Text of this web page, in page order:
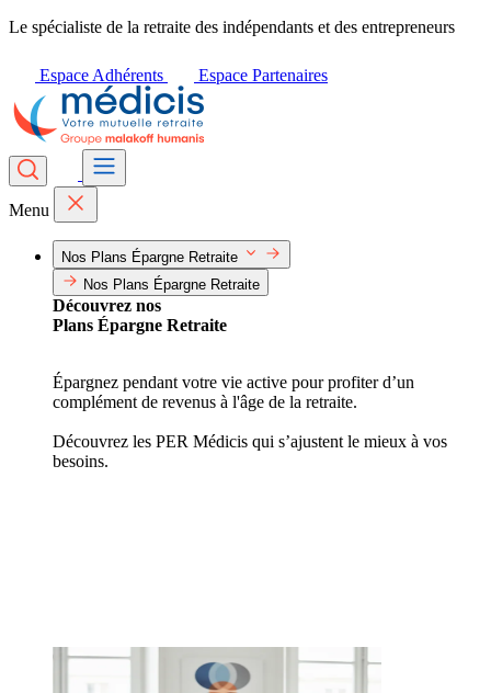
Le spécialiste de la retraite des indépendants et des entrepreneurs
Espace Adhérents Espace Partenaires
Menu
Nos Plans Épargne Retraite
Nos Plans Épargne Retraite
Découvrez nos
Plans Épargne Retraite
Épargnez pendant votre vie active pour profiter d’un
complément de revenus à l'âge de la retraite.
Découvrez les PER Médicis qui s’ajustent le mieux à vos
besoins.